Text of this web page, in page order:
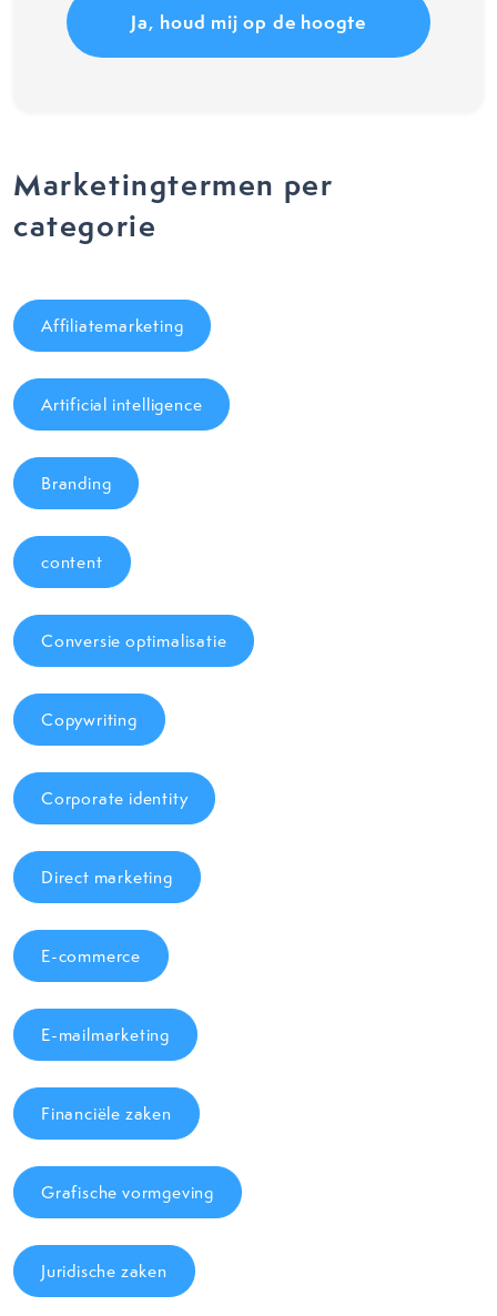
Marketingtermen per
categorie
Affiliatemarketing
Artificial intelligence
Branding
content
Conversie optimalisatie
Copywriting
Corporate identity
Direct marketing
E-commerce
E-mailmarketing
Financiële zaken
Grafische vormgeving
Juridische zaken